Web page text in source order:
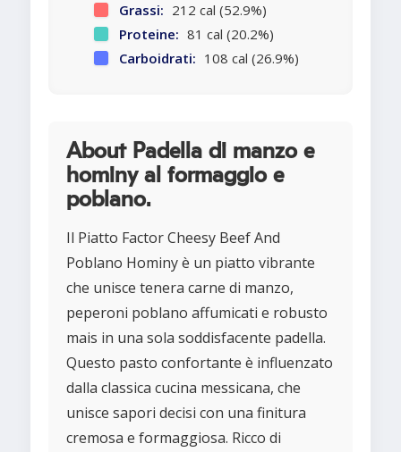
Grassi: 212 cal (52.9%)
Proteine: 81 cal (20.2%)
Carboidrati: 108 cal (26.9%)
About Padella di manzo e
hominy al formaggio e
poblano.
Il Piatto Factor Cheesy Beef And
Poblano Hominy è un piatto vibrante
che unisce tenera carne di manzo,
peperoni poblano affumicati e robusto
mais in una sola soddisfacente padella.
Questo pasto confortante è influenzato
dalla classica cucina messicana, che
unisce sapori decisi con una finitura
cremosa e formaggiosa. Ricco di